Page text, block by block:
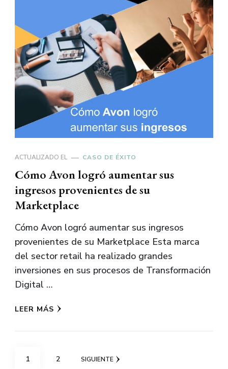
ACTUALIZADO EL CASO DE ÉXITO
Cómo Avon logró aumentar sus
ingresos provenientes de su
Marketplace
Cómo Avon logró aumentar sus ingresos
provenientes de su Marketplace Esta marca
del sector retail ha realizado grandes
inversiones en sus procesos de Transformación
Digital …
LEER MÁS
Paginación
PÁGINA
1 PÁGINA
2 SIGUIENTE